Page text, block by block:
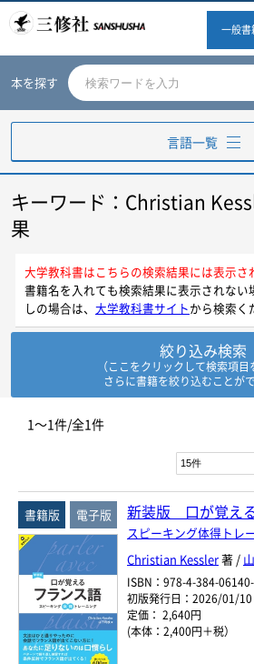
一般書
本を探す
言語一覧
英語
フランス語
スペイン語
ヨーロッパ諸語
中国語
アジア諸語
日本語
キーワード：Christian
果
大学教科書はこちらの検索結果には表示さ
書籍名を入れても検索結果に表示されない
しの場合は、 大学教科書サイトから検索く
絞り込み検索
（ここをクリックして検索項
さらに書籍を絞り込むことがで
書名・著者名などの各複数条件
情報を入力、選択後検索ボタンを
キーワード
書 名
著者名
言 語
1～1件/全1件
新装版 口が覚え
スピーキング体得トレ
Christian Kessler著 /
ISBN：978-4-384-
初版発行日：2026/01/10
定価： 2,640円
(本体：2,400円＋税）
書籍版 電子版